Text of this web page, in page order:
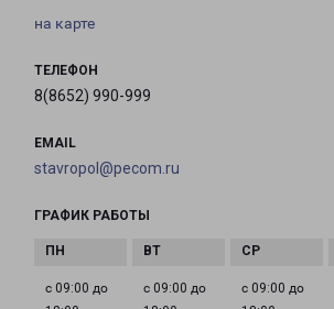
на карте
ТЕЛЕФОН
8(8652) 990-999
EMAIL
stavropol@pecom.ru
ГРАФИК РАБОТЫ
с 09:00 до
с 09:00 до
с 09:00 до